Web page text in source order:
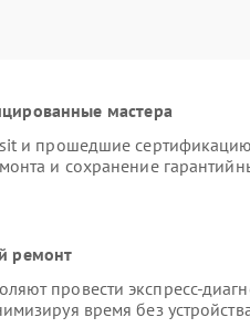
мастера
и прошедшие
и сохранение
ремонт
провести экспресс-
время без